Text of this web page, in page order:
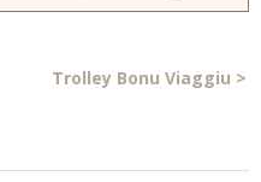
Trolley Bonu Viaggiu >